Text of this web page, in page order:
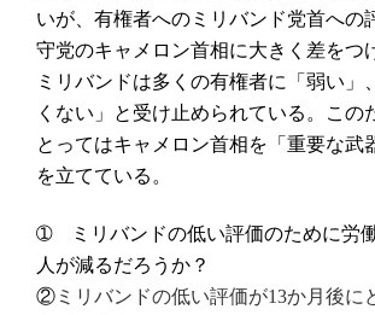
いが、 有権者へのミリバンド党首への
守党のキャメロン首相に大きく差をつ
ミリバンドは多くの有権者に「弱い」
くない」と受け止められている。この
とってはキャメロン首相を「重要な武
を立てている。
➀ ミリバンドの低い評価のために労
人が減るだろうか？
② ミリバンドの低い評価が13か月後に